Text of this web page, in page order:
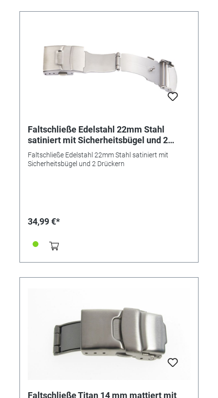
Faltschließe Edelstahl 22mm Stahl
satiniert mit Sicherheitsbügel und 2
Drückern
Faltschließe Edelstahl 22mm Stahl satiniert mit
Sicherheitsbügel und 2 Drückern
34,99 €*
Faltschließe Titan 14 mm mattiert mit